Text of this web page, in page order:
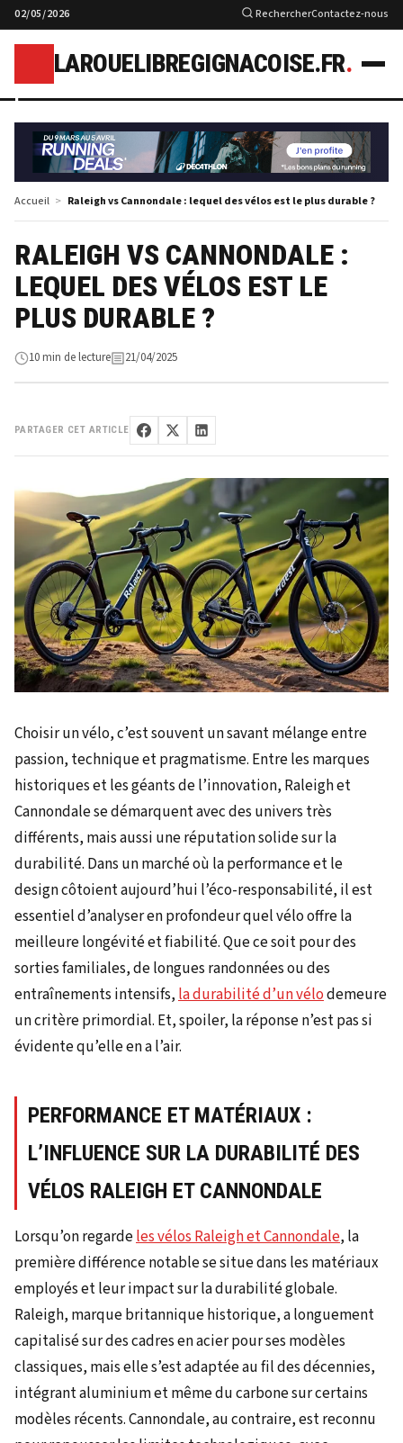
02/05/2026 RechercherContactez-nous
l
LAROUELIBREGIGNACOISE.FR.
Accueil Raleigh vs Cannondale : lequel des vélos est le plus durable ?
RALEIGH VS CANNONDALE :
LEQUEL DES VÉLOS EST LE
PLUS DURABLE ?
10 min de lecture 21/04/2025
PARTAGER CET ARTICLE
Choisir un vélo, c’est souvent un savant mélange entre
passion, technique et pragmatisme. Entre les marques
historiques et les géants de l’innovation, Raleigh et
Cannondale se démarquent avec des univers très
différents, mais aussi une réputation solide sur la
durabilité. Dans un marché où la performance et le
design côtoient aujourd’hui l’éco-responsabilité, il est
essentiel d’analyser en profondeur quel vélo offre la
meilleure longévité et fiabilité. Que ce soit pour des
sorties familiales, de longues randonnées ou des
entraînements intensifs,la durabilité d’un vélodemeure
un critère primordial. Et, spoiler, la réponse n’est pas si
évidente qu’elle en a l’air.
PERFORMANCE ET MATÉRIAUX :
L’INFLUENCE SUR LA DURABILITÉ DES
VÉLOS RALEIGH ET CANNONDALE
Lorsqu’on regardeles vélos Raleigh et Cannondale, la
première différence notable se situe dans les matériaux
employés et leur impact sur la durabilité globale.
Raleigh, marque britannique historique, a longuement
capitalisé sur des cadres en acier pour ses modèles
classiques, mais elle s’est adaptée au fil des décennies,
intégrant aluminium et même du carbone sur certains
modèles récents. Cannondale, au contraire, est reconnu